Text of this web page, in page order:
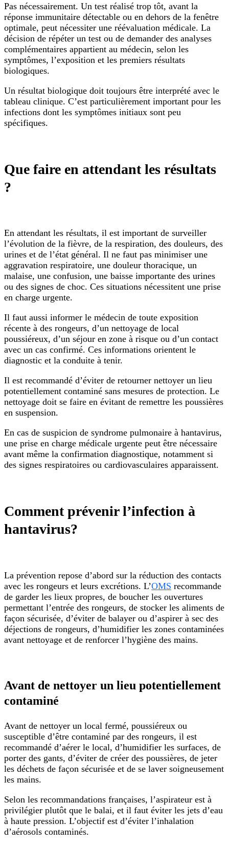
Pas nécessairement. Un test réalisé trop tôt, avant la
réponse immunitaire détectable ou en dehors de la fenêtre
optimale, peut nécessiter une réévaluation médicale. La
décision de répéter un test ou de demander des analyses
complémentaires appartient au médecin, selon les
symptômes, l’exposition et les premiers résultats
biologiques.
Un résultat biologique doit toujours être interprété avec le
tableau clinique. C’est particulièrement important pour les
infections dont les symptômes initiaux sont peu
spécifiques.
Que faire en attendant les résultats
?
En attendant les résultats, il est important de surveiller
l’évolution de la fièvre, de la respiration, des douleurs, des
urines et de l’état général. Il ne faut pas minimiser une
aggravation respiratoire, une douleur thoracique, un
malaise, une confusion, une baisse importante des urines
ou des signes de choc. Ces situations nécessitent une prise
en charge urgente.
Il faut aussi informer le médecin de toute exposition
récente à des rongeurs, d’un nettoyage de local
poussiéreux, d’un séjour en zone à risque ou d’un contact
avec un cas confirmé. Ces informations orientent le
diagnostic et la conduite à tenir.
Il est recommandé d’éviter de retourner nettoyer un lieu
potentiellement contaminé sans mesures de protection. Le
nettoyage doit se faire en évitant de remettre les poussières
en suspension.
En cas de suspicion de syndrome pulmonaire à hantavirus,
une prise en charge médicale urgente peut être nécessaire
avant même la confirmation diagnostique, notamment si
des signes respiratoires ou cardiovasculaires apparaissent.
Comment prévenir l’infection à
hantavirus?
La prévention repose d’abord sur la réduction des contacts
avec les rongeurs et leurs excrétions. L’OMS recommande
de garder les lieux propres, de boucher les ouvertures
permettant l’entrée des rongeurs, de stocker les aliments de
façon sécurisée, d’éviter de balayer ou d’aspirer à sec des
déjections de rongeurs, d’humidifier les zones contaminées
avant nettoyage et de renforcer l’hygiène des mains.
Avant de nettoyer un lieu potentiellement
contaminé
Avant de nettoyer un local fermé, poussiéreux ou
susceptible d’être contaminé par des rongeurs, il est
recommandé d’aérer le local, d’humidifier les surfaces, de
porter des gants, d’éviter de créer des poussières, de jeter
les déchets de façon sécurisée et de se laver soigneusement
les mains.
Selon les recommandations françaises, l’aspirateur est à
privilégier plutôt que le balai, et il faut éviter les jets d’eau
à haute pression. L’objectif est d’éviter l’inhalation
d’aérosols contaminés.